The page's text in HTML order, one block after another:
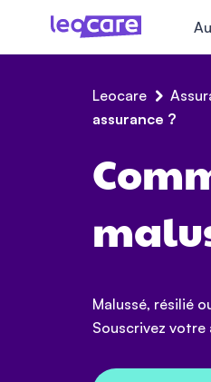
Leocare
assurance ?
Malussé, résilié
Souscrivez votre